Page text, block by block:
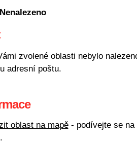
Nenalezeno
zvolené oblasti nebylo
adresní poštu.
oblast na mapě- podívejte se na